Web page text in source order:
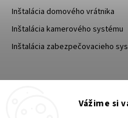
Vážime si
Inštalácia domového vrátnika
Inštalácia kamerového systému
Inštalácia zabezpečovacieho